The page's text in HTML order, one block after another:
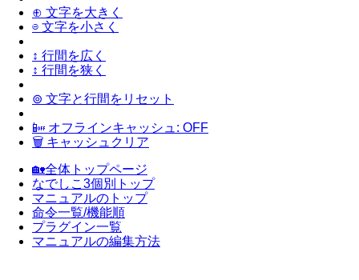
⊕ 文字を大きく
⊖ 文字を小さく
↕ 行間を広く
↕ 行間を狭く
⊚ 文字と行間をリセット
📴 オフラインキャッシュ: OFF
🗑 キャッシュクリア
🏡全体トップページ
なでしこ3個別トップ
マニュアルのトップ
命令一覧/機能順
プラグイン一覧
マニュアルの編集方法